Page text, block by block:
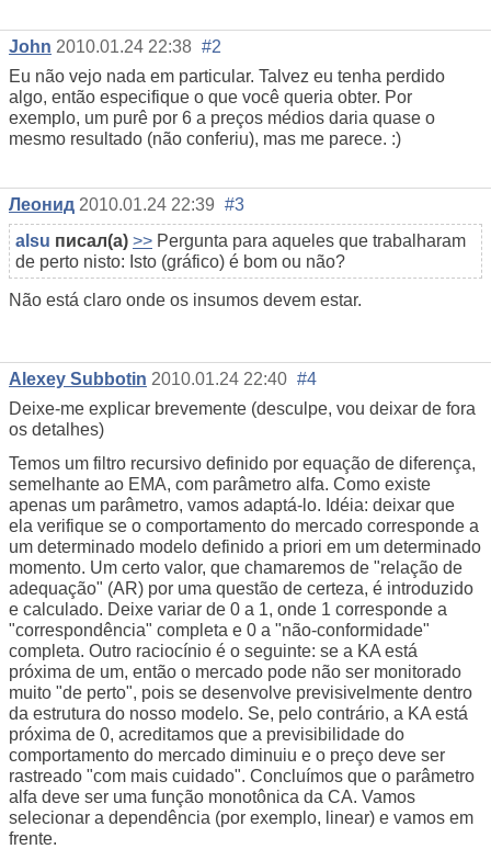
John 2010.01.24 22:38 #2
Eu não vejo nada em particular. Talvez eu tenha perdido
algo, então especifique o que você queria obter. Por
exemplo, um purê por 6 a preços médios daria quase o
mesmo resultado (não conferiu), mas me parece. :)
Леонид 2010.01.24 22:39 #3
alsu писал(а) >> Pergunta para aqueles que trabalharam
de perto nisto: Isto (gráfico) é bom ou não?
Não está claro onde os insumos devem estar.
Alexey Subbotin 2010.01.24 22:40 #4
Deixe-me explicar brevemente (desculpe, vou deixar de fora
os detalhes)
Temos um filtro recursivo definido por equação de diferença,
semelhante ao EMA, com parâmetro alfa. Como existe
apenas um parâmetro, vamos adaptá-lo. Idéia: deixar que
ela verifique se o comportamento do mercado corresponde a
um determinado modelo definido a priori em um determinado
momento. Um certo valor, que chamaremos de "relação de
adequação" (AR) por uma questão de certeza, é introduzido
e calculado. Deixe variar de 0 a 1, onde 1 corresponde a
"correspondência" completa e 0 a "não-conformidade"
completa. Outro raciocínio é o seguinte: se a KA está
próxima de um, então o mercado pode não ser monitorado
muito "de perto", pois se desenvolve previsivelmente dentro
da estrutura do nosso modelo. Se, pelo contrário, a KA está
próxima de 0, acreditamos que a previsibilidade do
comportamento do mercado diminuiu e o preço deve ser
rastreado "com mais cuidado". Concluímos que o parâmetro
alfa deve ser uma função monotônica da CA. Vamos
selecionar a dependência (por exemplo, linear) e vamos em
frente.